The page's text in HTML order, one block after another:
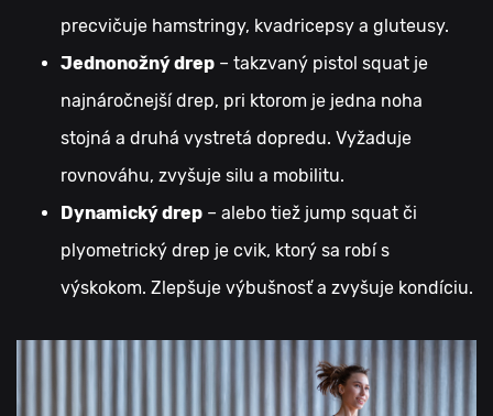
precvičuje hamstringy, kvadricepsy a gluteusy.
Jednonožný drep – takzvaný pistol squat je
najnáročnejší drep, pri ktorom je jedna noha
stojná a druhá vystretá dopredu. Vyžaduje
rovnováhu, zvyšuje silu a mobilitu.
Dynamický drep – alebo tiež jump squat či
plyometrický drep je cvik, ktorý sa robí s
výskokom. Zlepšuje výbušnosť a zvyšuje kondíciu.